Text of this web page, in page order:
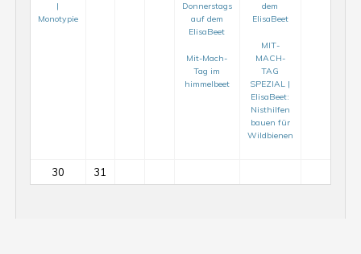
|
Monotypie
Donnerstags
auf dem
ElisaBeet
Mit-Mach-
Tag im
himmelbeet
dem
ElisaBeet
MIT-
MACH-
TAG
SPEZIAL |
ElisaBeet:
Nisthilfen
bauen für
Wildbienen
30 31
Tag